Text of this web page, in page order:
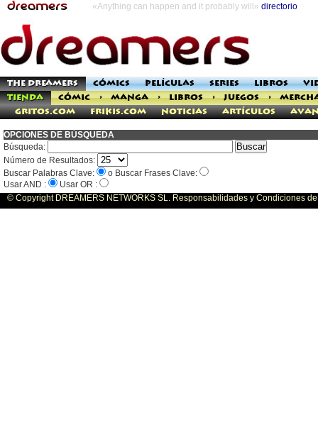
«Anything can happen and it probably will» directorio
THE DREAMERS CÓMICS PELÍCULAS SERIES LIBROS
TIENDA
CÓMIC > MANGA > LIBROS > JUEGOS >
Gritos.com
Frikis.com Noticias Artículos
OPCIONES DE BÚSQUEDA
Búsqueda:
Número de Resultados:
Buscar Palabras Clave:
o Buscar Frases Clave:
Usar AND :
Usar OR :
© Copyright DREAMERS NETWORKS SL. Responsabilidades y Condiciones